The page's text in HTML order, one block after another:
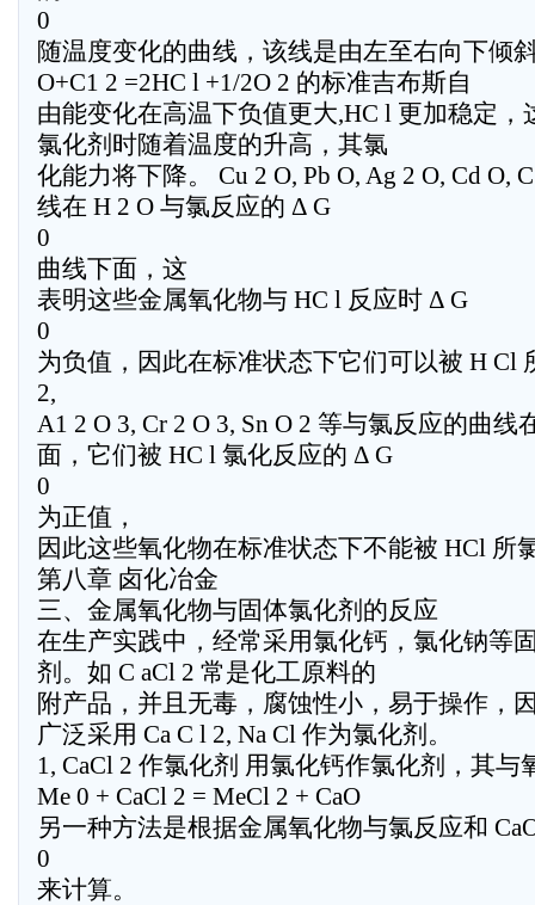
0
随温度变化的曲线，该线是由左至右向下倾
O+C1 2 =2HC l +1/2O 2 的标准吉布斯自
由能变化在高温下负值更大,HC l 更加稳定，
氯化剂时随着温度的升高，其氯
化能力将下降。 Cu 2 O, Pb O, Ag 2 O, Cd O,
线在 H 2 O 与氯反应的 Δ G
0
曲线下面，这
表明这些金属氧化物与 HC l 反应时 Δ G
0
为负值，因此在标准状态下它们可以被 H Cl
2,
A1 2 O 3, Cr 2 O 3, Sn O 2 等与氯反应的曲
面，它们被 HC l 氯化反应的 Δ G
0
为正值，
因此这些氧化物在标准状态下不能被 HCl 所
第八章 卤化冶金
三、金属氧化物与固体氯化剂的反应
在生产实践中，经常采用氯化钙，氯化钠等
剂。如 C aCl 2 常是化工原料的
附产品，并且无毒，腐蚀性小，易于操作，
广泛采用 Ca C l 2, Na Cl 作为氯化剂。
1, CaCl 2 作氯化剂 用氯化钙作氯化剂，其与
Me 0 + CaCl 2 = MeCl 2 + CaO
另一种方法是根据金属氧化物与氯反应和
0
来计算。